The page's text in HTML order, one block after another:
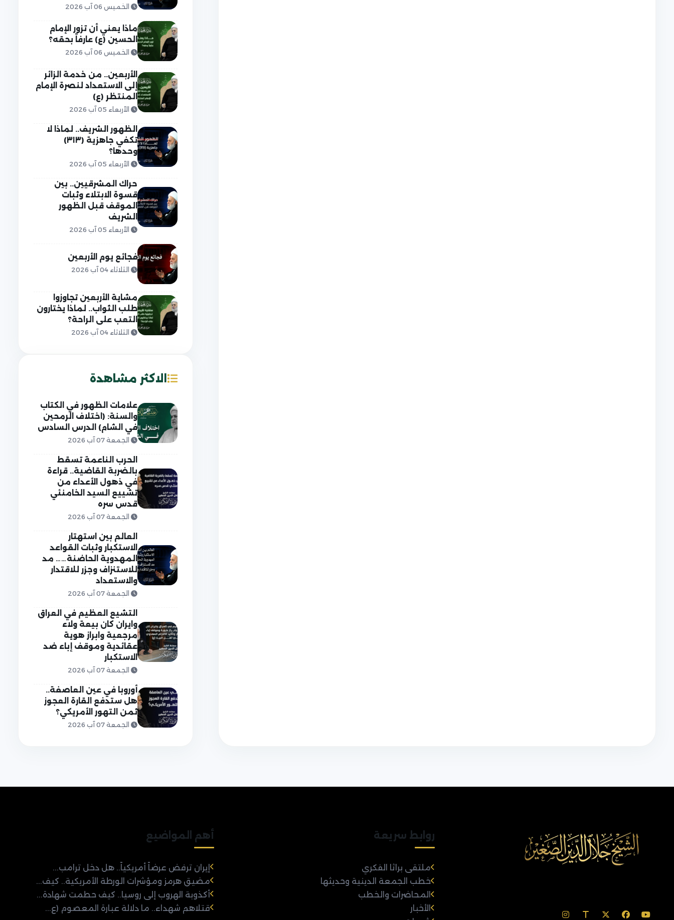
الخميس 06 آب 2026
ماذا يعني أن تزور الإمام
الحسين (ع) عارفاً بحقه؟
الخميس 06 آب 2026
الأربعين.. من خدمة الزائر
إلى الاستعداد لنصرة الإمام
المنتظر (ع)
الأربعاء 05 آب 2026
الظهور الشريف.. لماذا لا
تكفي جاهزية (٣١٣)
وحدها؟
الأربعاء 05 آب 2026
حراك المشرقيين.. بين
قسوة الابتلاء وثبات
الموقف قبل الظهور
الشريف
الأربعاء 05 آب 2026
فجائع يوم الأربعين
الثلاثاء 04 آب 2026
مشاية الأربعين تجاوزوا
طلب الثواب.. لماذا يختارون
التعب على الراحة؟
الثلاثاء 04 آب 2026
الاكثر مشاهدة
علامات الظهور في الكتاب
والسنة: (اختلاف الرمحين
في الشام) الدرس السادس
الجمعة 07 آب 2026
الحرب الناعمة تسقط
بالضربة القاضية.. قراءة
في ذهول الأعداء من
تشييع السيد الخامنئي
قدس سره
الجمعة 07 آب 2026
العالم بين استهتار
الاستكبار وثبات القواعد
المهدوية الحاضنة…… مد
للاستنزاف وجزر للاقتدار
والاستعداد
الجمعة 07 آب 2026
التشيع العظيم في العراق
وايران كان بيعة ولاء
مرجعية وابراز هوية
عقائدية وموقف إباء ضد
الاستكبار
الجمعة 07 آب 2026
أوروبا في عين العاصفة..
هل ستدفع القارة العجوز
ثمن التهور الأمريكي؟
الجمعة 07 آب 2026
روابط سريعة
ملتقى براثا الفكري
خطب الجمعة الدينية وحديثها
المحاضرات والخطب
الأخبار
أهم المواضيع
إيران ترفض عرضاً أمريكياً.. هل دخل ترامب...
مضيق هرمز ومؤشرات الورطة الأمريكية.. كيف...
أكذوبة الهروب إلى روسيا.. كيف حطمت شهادة...
قتلاهم شهداء.. ما دلالة عبارة المعصوم (ع...